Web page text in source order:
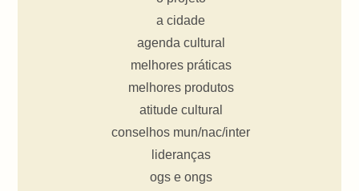
a cidade
agenda cultural
melhores práticas
melhores produtos
atitude cultural
conselhos mun/nac/inter
lideranças
ogs e ongs